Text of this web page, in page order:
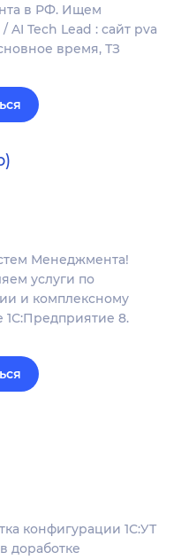
в РФ. Ищем
AI Tech Lead : сайт pva
время, ТЗ
Менеджмента!
услуги по
и комплексному
1С:Предприятие 8.
конфигурации 1С:УТ
доработке